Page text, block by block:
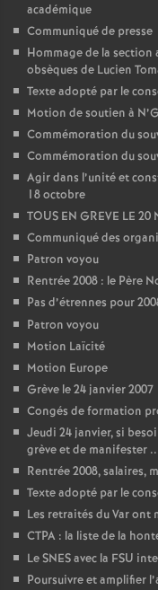
académique
Communiqué de presse
Hommage de la section
obsèques de Lucien
Texte adopté par le
Motion de soutien à
Commémoration du
Commémoration du
Agir dans l’unité et
18 octobre
TOUS EN GREVE LE 20
Communiqué des
Patron voyou
Rentrée 2008 : le Père
Pas d’étrennes pour
Patron voyou
Motion Laïcité
Motion Europe
Grève le 24 janvier 2007
Congés de formation
Jeudi 24 janvier, si
grève et de manifester
Rentrée 2008, salaires,
Texte adopté par le
Les retraités du Var ont
CTPA : la liste de la
Le SNES avec la FSU
Poursuivre et amplifier